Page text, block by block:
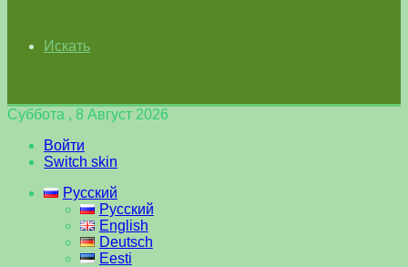
Искать
Суббота , 8 Август 2026
Войти
Switch skin
Русский
Русский
English
Deutsch
Eesti